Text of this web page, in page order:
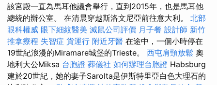
該宮殿一直為馬耳他議會舉行，直到2015年，也是馬耳他
總統的辦公室。 在清晨穿越斯洛文尼亞前往意大利。 北部
眼科權威 眼下細紋醫美 滅鼠公司評價 月子餐 設計師 新竹
推拿療程 失智症 貨運行 附近牙醫 在途中，一個小時停在
19世紀浪漫的Miramare城堡的Trieste。 西屯肩頸放鬆 奧
地利大公Miksa 台胞證 葬儀社 如何辦理台胞證 Habsburg
建於20世紀，她的妻子Sarolta是伊斯特里亞白色大理石的